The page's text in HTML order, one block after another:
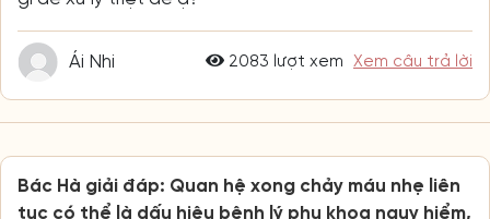
Ái Nhi 2083 lượt xem Xem câu trả lời
Bác Hà giải đáp: Quan hệ xong chảy máu nhẹ liên
tục có thể là dấu hiệu bệnh lý phụ khoa nguy hiểm,